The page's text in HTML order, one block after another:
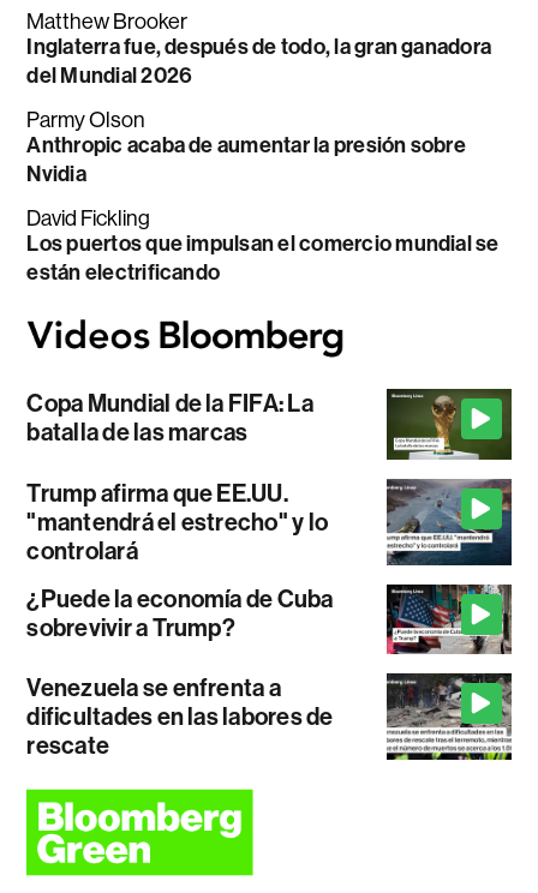
Matthew Brooker
Inglaterra fue, después de todo, la gran ganadora
del Mundial 2026
Parmy Olson
Anthropic acaba de aumentar la presión sobre
Nvidia
David Fickling
Los puertos que impulsan el comercio mundial se
están electrificando
Copa Mundial de la FIFA: La
batalla de las marcas
Trump afirma que EE.UU.
"mantendrá el estrecho" y lo
controlará
¿Puede la economía de Cuba
sobrevivir a Trump?
Venezuela se enfrenta a
dificultades en las labores de
rescate